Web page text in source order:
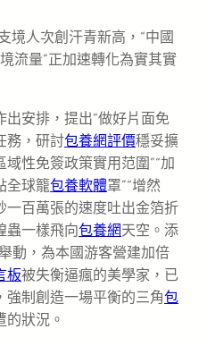
境人次創汗青新高，“中國
流量”正加速轉化為實其實
出安排，提出“做好片面免
務，研討包養網評價穩妥擴
性免簽政策實用范圍”“加
全球籠包養軟體罩”“增然
一百萬張的速度吐出金箔折
蟲一樣飛向包養網天空。添
動，為本國游客營建加倍
板被失衡逼瘋的美學家，已
制創造一場平衡的三角包
的狀況。